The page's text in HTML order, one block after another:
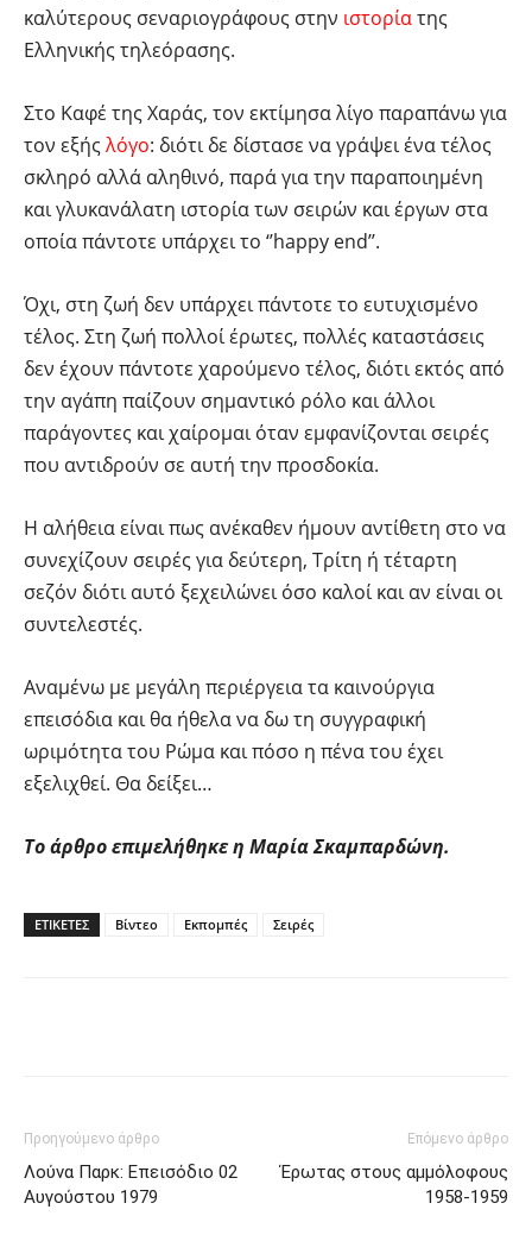
καλύτερους σεναριογράφους στην ιστορίατης
Ελληνικής τηλεόρασης.
Στο Καφέ της Χαράς, τον εκτίμησα λίγο παραπάνω για
τον εξής λόγο: διότι δε δίστασε να γράψει ένα τέλος
σκληρό αλλά αληθινό, παρά για την παραποιημένη
και γλυκανάλατη ιστορία των σειρών και έργων στα
οποία πάντοτε υπάρχει το ‘’happy end’’.
Όχι, στη ζωή δεν υπάρχει πάντοτε το ευτυχισμένο
τέλος. Στη ζωή πολλοί έρωτες, πολλές καταστάσεις
δεν έχουν πάντοτε χαρούμενο τέλος, διότι εκτός από
την αγάπη παίζουν σημαντικό ρόλο και άλλοι
παράγοντες και χαίρομαι όταν εμφανίζονται σειρές
που αντιδρούν σε αυτή την προσδοκία.
Η αλήθεια είναι πως ανέκαθεν ήμουν αντίθετη στο να
συνεχίζουν σειρές για δεύτερη, Τρίτη ή τέταρτη
σεζόν διότι αυτό ξεχειλώνει όσο καλοί και αν είναι οι
συντελεστές.
Αναμένω με μεγάλη περιέργεια τα καινούργια
επεισόδια και θα ήθελα να δω τη συγγραφική
ωριμότητα του Ρώμα και πόσο η πένα του έχει
εξελιχθεί. Θα δείξει…
Το άρθρο επιμελήθηκε η Μαρία Σκαμπαρδώνη.
ΕΤΙΚΕΤΕΣ Βίντεο Εκπομπές Σειρές
Προηγούμενο άρθρο
Λούνα Παρκ: Επεισόδιο 02
Αυγούστου 1979
Επόμενο άρθρο
Έρωτας στους αμμόλοφους
1958-1959